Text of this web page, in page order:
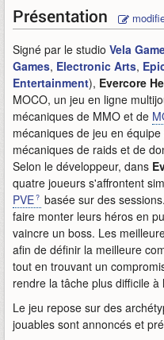
Présentation
Signé par le studio Vela
Games, Electronic Arts,
Entertainment), Evercore
MOCO, un jeu en ligne
mécaniques de MMO et de
mécaniques de jeu en
mécaniques de raids et de
Selon le développeur, dans
quatre joueurs s'affrontent
PVE
basée sur des
faire monter leurs héros en
vaincre un boss. Les
afin de définir la meilleure
tout en trouvant un
rendre la tâche plus difficile à
Le jeu repose sur des
jouables sont annoncés et